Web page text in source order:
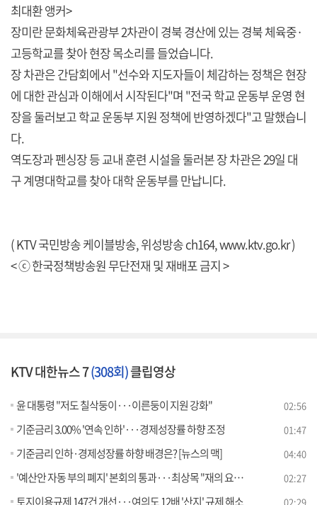
최대환 앵커>
장미란 문화체육관광부 2차관이 경북 경산에 있는 경북 체육중·
고등학교를 찾아 현장 목소리를 들었습니다.
장 차관은 간담회에서 "선수와 지도자들이 체감하는 정책은 현장
에 대한 관심과 이해에서 시작된다"며 "전국 학교 운동부 운영 현
장을 둘러보고 학교 운동부 지원 정책에 반영하겠다"고 말했습니
다.
역도장과 펜싱장 등 교내 훈련 시설을 둘러본 장 차관은 29일 대
구 계명대학교를 찾아 대학 운동부를 만납니다.
( KTV 국민방송 케이블방송, 위성방송 ch164,www.ktv.go.kr)
< ⓒ 한국정책방송원 무단전재 및 재배포 금지 >
KTV 대한뉴스 7(308회)클립영상
윤 대통령 "저도 칠삭둥이···이른둥이 지원 강화" 02:56
기준금리 3.00% '연속 인하'···경제성장률 하향 조정 01:47
기준금리 인하·경제성장률 하향 배경은? [뉴스의 맥] 04:40
'예산안 자동 부의 폐지' 본회의 통과···최상목 "재의 요구 건의" 02:27
토지이용규제 147건 개선···여의도 12배 '산지' 규제 해소 02:29